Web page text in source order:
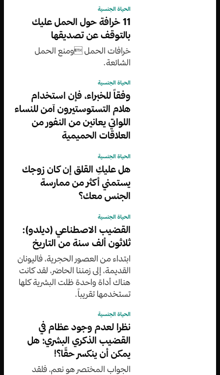
الحياة الجنسية
11 خرافة حول الحمل عليك
بالتوقف عن تصديقها
خرافات الحمل ومنع الحمل
الشائعة.
الحياة الجنسية
وفقاً للخبراء، فإن استخدام
هلام التستوستيرون آمن للنساء
اللواتي يعانين من النفور من
العلاقات الحميمية
الحياة الجنسية
هل عليكِ القلق إن كان زوجك
يستمني أكثر من ممارسة
الجنس معك؟
الحياة الجنسية
القضيب الاصطناعي (ديلدو):
ثلاثون ألف سنة من التاريخ
ابتداء من العصور الحجرية، فاليونان
القديمة، إلى زمننا الحاضر، لقد كانت
هناك أداة واحدة ظلت البشرية كلها
تستخدمها تقريباً.
الحياة الجنسية
نظرا لعدم وجود عظام في
القضيب الذكري البشري؛ هل
يمكن أن ينكسر حقًا؟!
الجواب المختصر هو نعم، فلقد